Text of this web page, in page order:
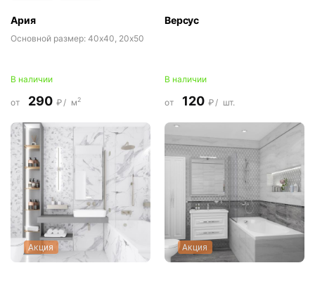
Ария
Основной размер: 40x40, 20x50
В наличии
от 290 ₽/ м2
Версус
В наличии
от 120 ₽/ шт.
Акция Акция